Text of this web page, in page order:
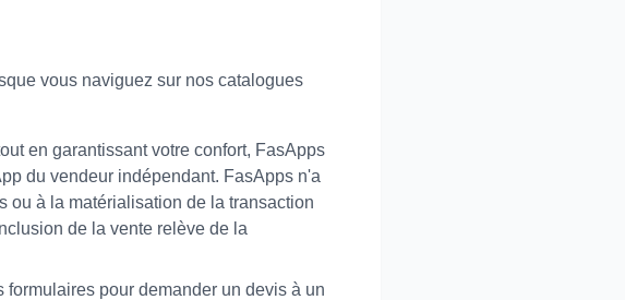
vous naviguez sur nos catalogues
en garantissant votre confort, FasApps
du vendeur indépendant. FasApps n'a
ou à la matérialisation de la transaction
de la vente relève de la
formulaires pour demander un devis à un